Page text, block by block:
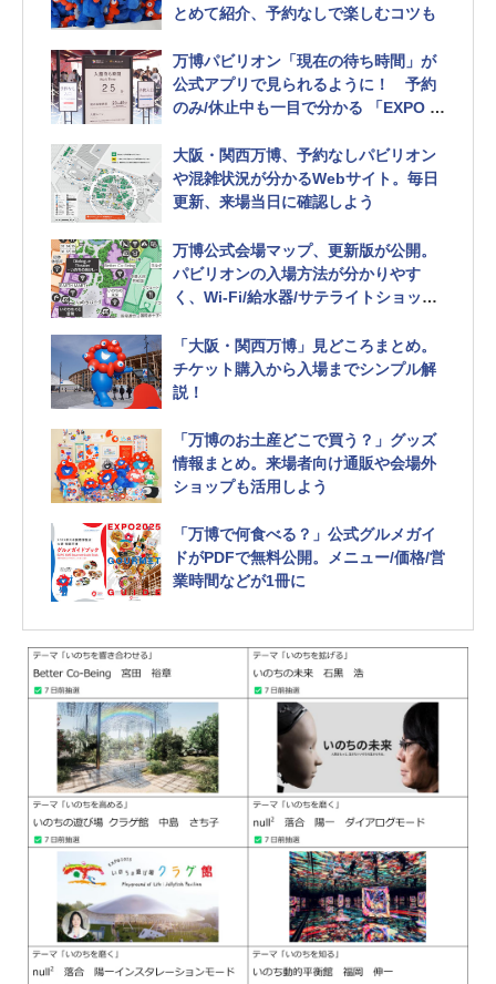
とめて紹介、予約なしで楽しむコツも
万博パビリオン「現在の待ち時間」が
公式アプリで見られるように！ 予約
のみ/休止中も一目で分かる 「EXPO 2
大阪・関西万博、予約なしパビリオン
や混雑状況が分かるWebサイト。毎日
更新、来場当日に確認しよう
万博公式会場マップ、更新版が公開。
パビリオンの入場方法が分かりやす
く、Wi-Fi/給水器/サテライトショップ
「大阪・関西万博」見どころまとめ。
チケット購入から入場までシンプル解
説！
「万博のお土産どこで買う？」グッズ
情報まとめ。来場者向け通販や会場外
ショップも活用しよう
「万博で何食べる？」公式グルメガイ
ドがPDFで無料公開。メニュー/価格/営
業時間などが1冊に